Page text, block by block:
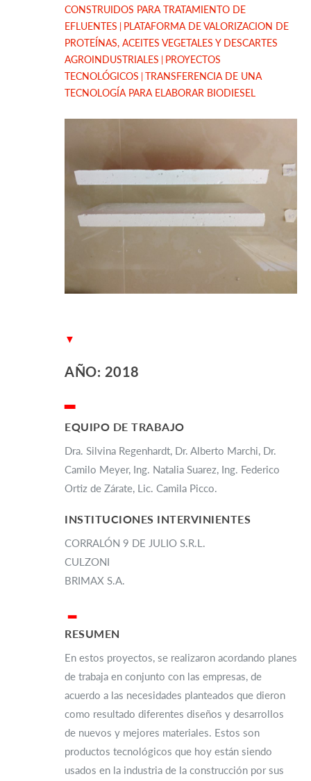
CONSTRUIDOS PARA TRATAMIENTO DE
EFLUENTES
PLATAFORMA DE VALORIZACION DE
PROTEÍNAS, ACEITES VEGETALES Y DESCARTES
AGROINDUSTRIALES
PROYECTOS
TECNOLÓGICOS TRANSFERENCIA DE UNA
TECNOLOGÍA PARA ELABORAR BIODIESEL
▼
AÑO: 2018
EQUIPO DE TRABAJO
Dra. Silvina Regenhardt, Dr. Alberto Marchi, Dr.
Camilo Meyer, Ing. Natalia Suarez, Ing. Federico
Ortiz de Zárate, Lic. Camila Picco.
INSTITUCIONES INTERVINIENTES
CORRALÓN 9 DE JULIO S.R.L.
CULZONI
BRIMAX S.A.
RESUMEN
En estos proyectos, se realizaron acordando planes
de trabaja en conjunto con las empresas, de
acuerdo a las necesidades planteados que dieron
como resultado diferentes diseños y desarrollos
de nuevos y mejores materiales. Estos son
productos tecnológicos que hoy están siendo
usados en la industria de la construcción por sus